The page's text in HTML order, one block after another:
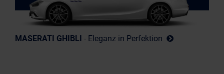
MASERATI GHIBLI - Eleganz in Perfektion